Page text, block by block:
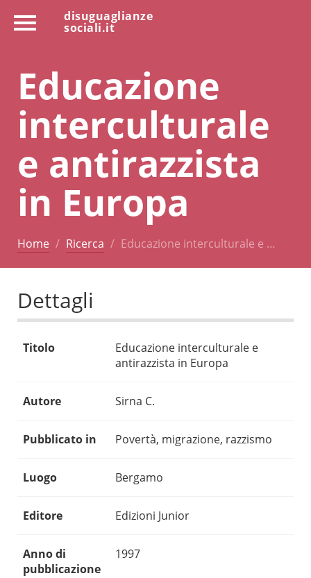
disuguaglianze
sociali.it
Educazione
interculturale
e antirazzista
in Europa
Home Ricerca Educazione interculturale e …
Dettagli
Titolo
Educazione interculturale e
antirazzista in Europa
Autore Sirna C.
Pubblicato in Povertà, migrazione, razzismo
Luogo Bergamo
Editore Edizioni Junior
Anno di
pubblicazione
1997